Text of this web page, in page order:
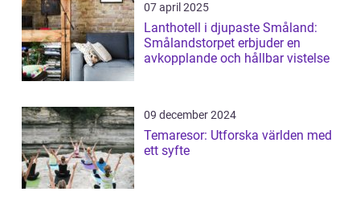
07 april 2025
Lanthotell i djupaste Småland:
Smålandstorpet erbjuder en
avkopplande och hållbar vistelse
09 december 2024
Temaresor: Utforska världen med
ett syfte